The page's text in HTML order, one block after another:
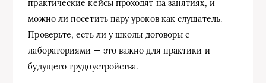
практические кейсы проходят на занятиях, и
можно ли посетить пару уроков как слушатель.
Проверьте, есть ли у школы договоры с
лабораториями — это важно для практики и
будущего трудоустройства.